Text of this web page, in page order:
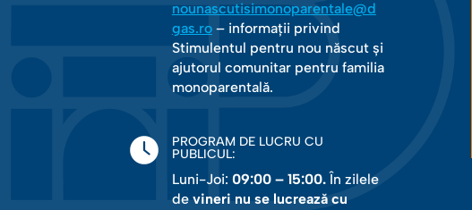
nounascutisimonoparentale@d
gas.ro– informații privind
Stimulentul pentru nou născut și
ajutorul comunitar pentru familia
monoparentală.
PROGRAM DE LUCRU CU
PUBLICUL:
Luni-Joi: 09:00 – 15:00.În zilele
de vineri nu se lucrează cu